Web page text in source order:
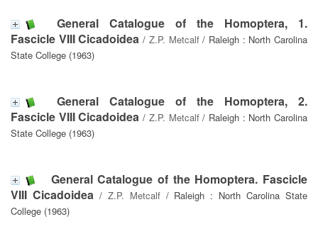
General Catalogue of the Homoptera, 1.
Fascicle VIII Cicadoidea / Z.P. Metcalf/ Raleigh : North Carolina
State College (1963)
General Catalogue of the Homoptera, 2.
Fascicle VIII Cicadoidea / Z.P. Metcalf/ Raleigh : North Carolina
State College (1963)
General Catalogue of the Homoptera. Fascicle
VIII Cicadoidea/ Z.P. Metcalf/ Raleigh : North Carolina State
College (1963)